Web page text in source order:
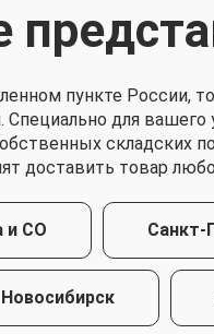
пункте России,
для
складских
доставить товар
и СО Санкт-
Новосибирск